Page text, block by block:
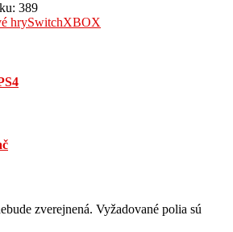
389
hrySwitchXBOX
zverejnená. Vyžadované polia sú